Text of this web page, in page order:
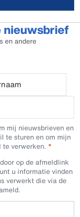
nieuwsbrief
en andere
mij nieuwsbrieven en
te sturen en om mijn
te verwerken.
op de afmeldlink
u informatie vinden
verwerkt die via de